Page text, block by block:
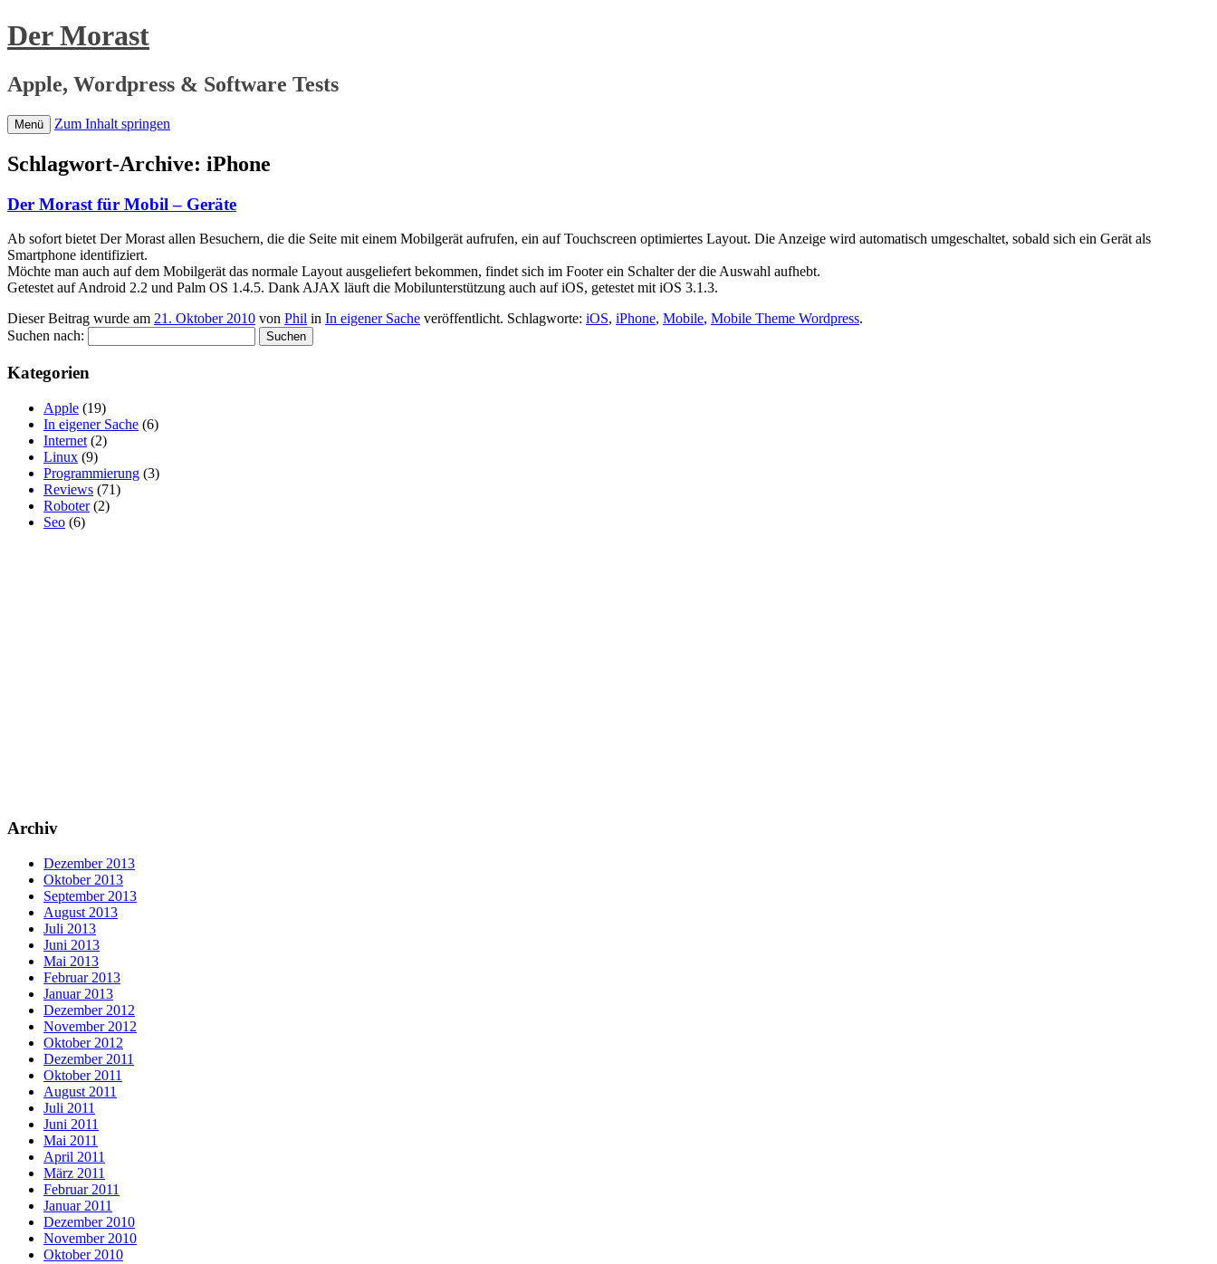
Der Morast
Apple, Wordpress & Software Tests
Menü Zum Inhalt springen
Schlagwort-Archive: iPhone
Der Morast für Mobil – Geräte
Ab sofort bietet Der Morast allen Besuchern, die die Seite mit einem Mobilgerät aufrufen, ein auf Touchscreen optimiertes Layout. Die Anzeige wird automatisch umgeschaltet, sobald sich ein Gerät als
Smartphone identifiziert.
Möchte man auch auf dem Mobilgerät das normale Layout ausgeliefert bekommen, findet sich im Footer ein Schalter der die Auswahl aufhebt.
Getestet auf Android 2.2 und Palm OS 1.4.5. Dank AJAX läuft die Mobilunterstützung auch auf iOS, getestet mit iOS 3.1.3.
Dieser Beitrag wurde am 21. Oktober 2010 von Phil in In eigener Sache veröffentlicht. Schlagworte: iOS, iPhone, Mobile, Mobile Theme Wordpress.
Suchen nach:
Kategorien
Apple (19)
In eigener Sache (6)
Internet (2)
Linux (9)
Programmierung (3)
Reviews (71)
Roboter(2)
Seo (6)
Archiv
Dezember 2013
Oktober 2013
September 2013
August 2013
Juli 2013
Juni 2013
Mai 2013
Februar 2013
Januar 2013
Dezember 2012
November 2012
Oktober 2012
Dezember 2011
Oktober 2011
August 2011
Juli 2011
Juni 2011
Mai 2011
April 2011
März 2011
Februar 2011
Januar 2011
Dezember 2010
November 2010
Oktober 2010